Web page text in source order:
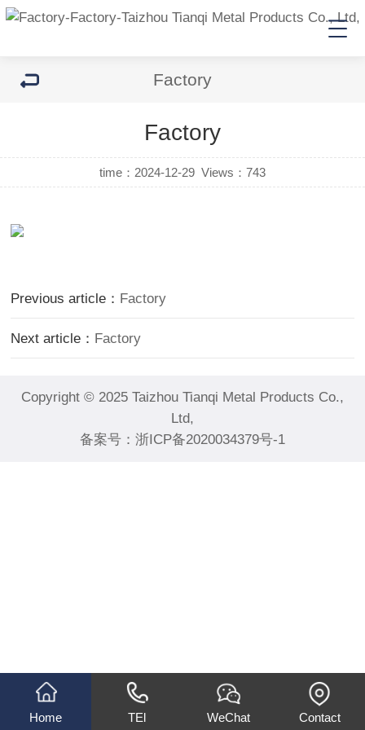
Factory
Factory
time：2024-12-29 Views：743
Previous article： Factory
Next article： Factory
Copyright © 2025 Taizhou Tianqi Metal Products Co.,
Ltd,
备案号： 浙ICP备2020034379号-1
Home TEl WeChat Contact